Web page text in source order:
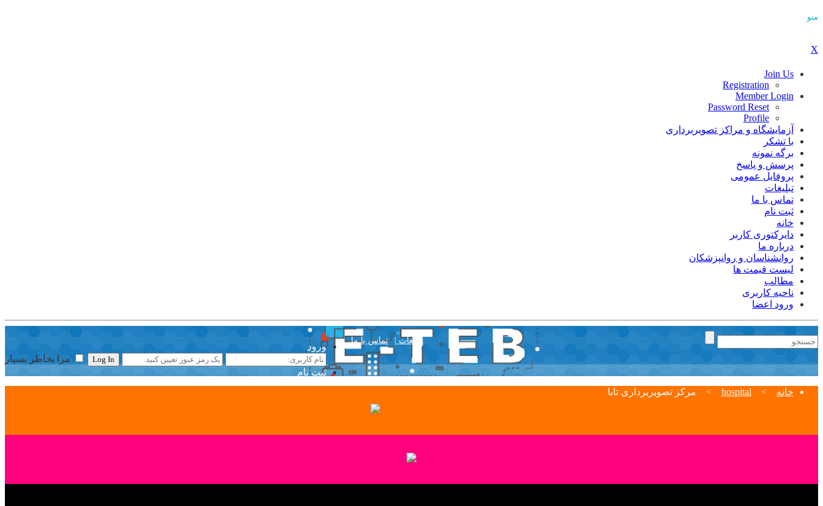
منو
X
Join Us
Registration
Member Login
Password Reset
Profile
آزمایشگاه و مراکز تصویربرداری
با تشکر
برگه نمونه
پرسش و پاسخ
پروفایل عمومی
تبلیغات
تماس با ما
ثبت نام
خانه
دایرکتوری کاربر
درباره ما
روانشناسان و روانپزشکان
لیست قیمت ها
مطالب
ناحیه کاربری
ورود اعضا
ورود
مرا بخاطر بسپار
ثبت نام
تماس با ما تبلیغات |
خانه >
hospital
> مرکز تصویربرداری تابا